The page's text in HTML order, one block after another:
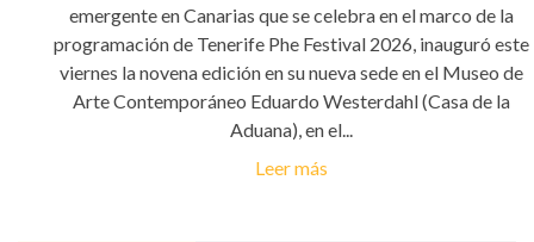
emergente en Canarias que se celebra en el marco de la
programación de Tenerife Phe Festival 2026, inauguró este
viernes la novena edición en su nueva sede en el Museo de
Arte Contemporáneo Eduardo Westerdahl (Casa de la
Aduana), en el...
Leer más